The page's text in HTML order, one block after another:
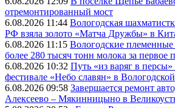
отремонтированный мост
6.08.2026 11:44 Вологодская
РФ взяла золото «Матча Дружбы» в
6.08.2026 11:15 Вологодские племенные
более 280 тысяч тонн молока за первое
6.08.2026 10:32 Путь «из варяг в персы»
фестивале «Небо славян» в
6.08.2026 09:58 Завершается ремонт
Алексеево – Мякинницыно в